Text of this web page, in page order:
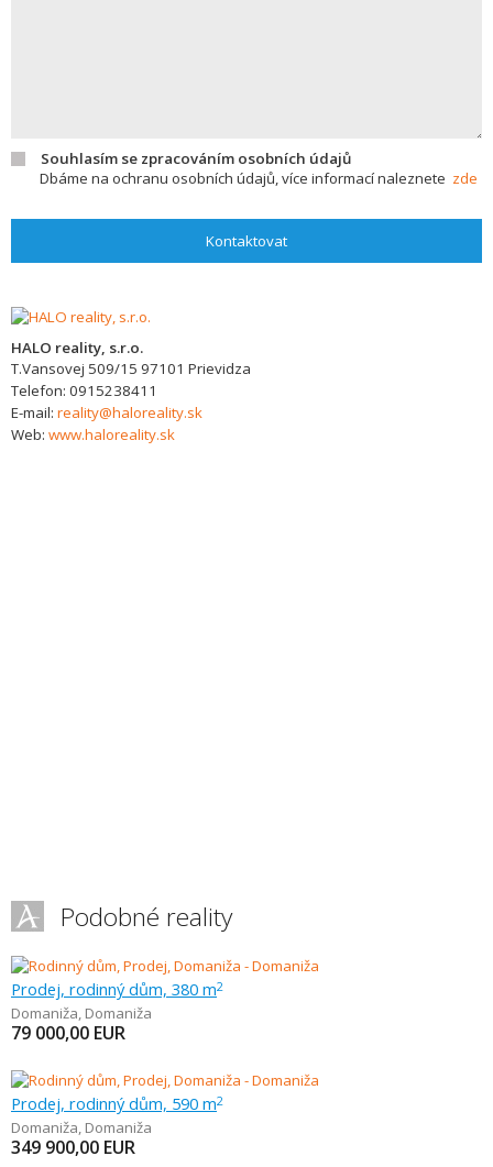
Souhlasím se zpracováním osobních údajů
Dbáme na ochranu osobních údajů, více informací naleznete zde
Kontaktovat
HALO reality, s.r.o.
T.Vansovej 509/15 97101 Prievidza
Telefon: 0915238411
E-mail: reality@haloreality.sk
Web: www.haloreality.sk
Podobné reality
Prodej, rodinný dům, 380 m2
Domaniža, Domaniža
79 000,00 EUR
Prodej, rodinný dům, 590 m2
Domaniža, Domaniža
349 900,00 EUR